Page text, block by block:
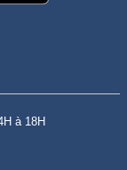
à 18H